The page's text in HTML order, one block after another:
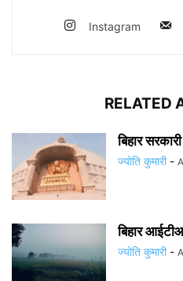
Instagram
RELATED
बिहार
ज्योति कुमारी -
बिहार
ज्योति कुमारी -